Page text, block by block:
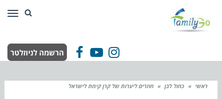
Facebook
YouTube
Instagram הרשמה לניוזלטר
ראשי » כחול לבן » חוזרים ליערות של קרן קימת לישראל